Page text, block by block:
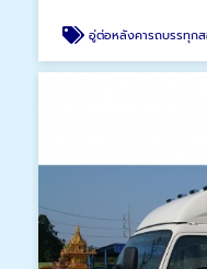
อู่ต่อหลังคารถบรรทุก